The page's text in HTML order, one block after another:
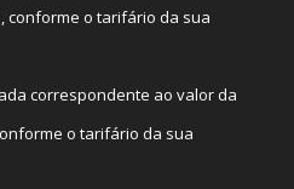
conforme o tarifário da sua
correspondente ao valor da
o tarifário da sua